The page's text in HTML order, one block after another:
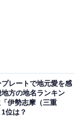
レートで地元愛を感
地方の地名ランキン
伊勢志摩（三重
位は？